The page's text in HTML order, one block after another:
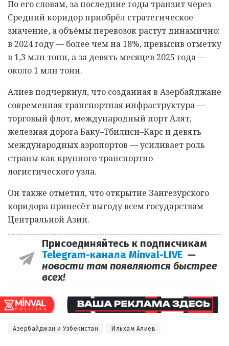
По его словам, за последние годы транзит через
Средний коридор приобрёл стратегическое
значение, а объёмы перевозок растут динамично:
в 2024 году — более чем на 18%, превысив отметку
в 1,3 млн тонн, а за девять месяцев 2025 года —
около 1 млн тонн.
Алиев подчеркнул, что созданная в Азербайджане
современная транспортная инфраструктура —
торговый флот, международный порт Алят,
железная дорога Баку–Тбилиси–Карс и девять
международных аэропортов — усиливает роль
страны как крупного транспортно-
логистического узла.
Он также отметил, что открытие Зангезурского
коридора принесёт выгоду всем государствам
Центральной Азии.
Присоединяйтесь к подписчикам
Telegram-канала Minval-LIVE —
новости там появляются быстрее
всех!
Азербайджан и Узбекистан Ильхам Алиев